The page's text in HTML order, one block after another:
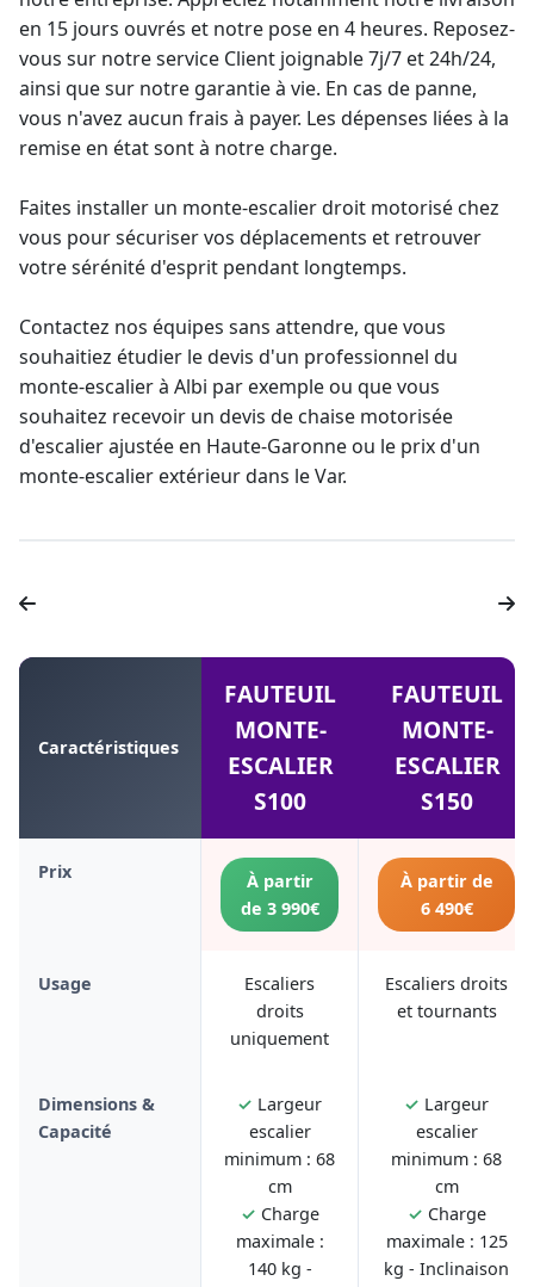
en 15 jours ouvrés et notre pose en 4 heures. Reposez-
vous sur notre service Client joignable 7j/7 et 24h/24,
ainsi que sur notre garantie à vie. En cas de panne,
vous n'avez aucun frais à payer. Les dépenses liées à la
remise en état sont à notre charge.
Faites installer un monte-escalier droit motorisé chez
vous pour sécuriser vos déplacements et retrouver
votre sérénité d'esprit pendant longtemps.
Contactez nos équipes sans attendre, que vous
souhaitiez étudier le devis d'un professionnel du
monte-escalier à Albi par exemple ou que vous
souhaitez recevoir un devis de chaise motorisée
d'escalier ajustée en Haute-Garonne ou le prix d'un
monte-escalier extérieurdans le Var.
Caractéristiques
FAUTEUIL
MONTE-
ESCALIER
S100
FAUTEUIL
MONTE-
ESCALIER
S150
Prix
À partir
de 3 990€
À partir de
6 490€
Usage
Escaliers
droits
uniquement
Escaliers droits
et tournants
Dimensions &
Capacité
✓ Largeur
escalier
minimum : 68
cm
✓ Charge
maximale :
140 kg -
✓ Largeur
escalier
minimum : 68
cm
✓ Charge
maximale : 125
kg - Inclinaison